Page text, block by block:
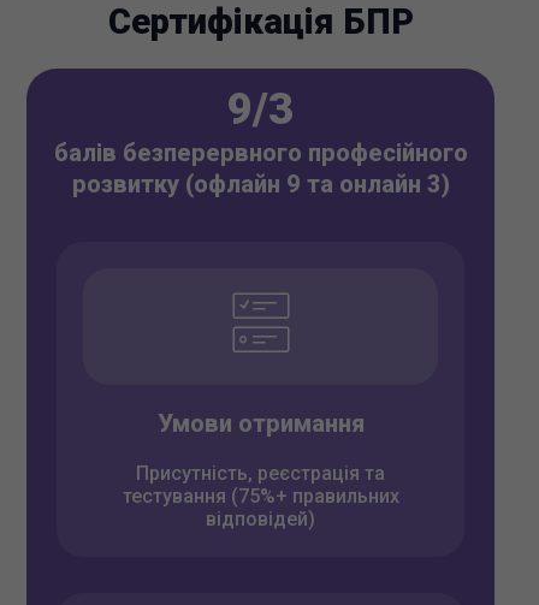
Сертифікація БПР
9/3
балів безперервного професійного
розвитку (офлайн 9 та онлайн 3)
Умови отримання
Присутність, реєстрація та
тестування (75%+ правильних
відповідей)